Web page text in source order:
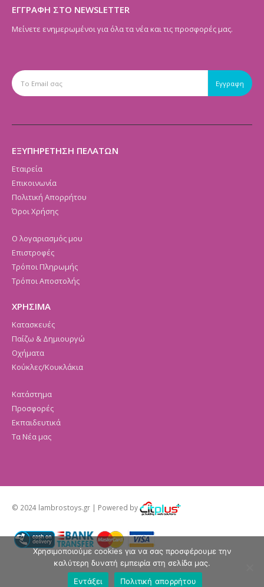
ΕΓΓΡΑΦΗ ΣΤΟ NEWSLETTER
Μείνετε ενημερωμένοι για όλα τα νέα και τις προσφορές μας.
ΕΞΥΠΗΡΕΤΗΣΗ ΠΕΛΑΤΩΝ
Εταιρεία
Επικοινωνία
Πολιτική Απορρήτου
Όροι Χρήσης
Ο λογαριασμός μου
Επιστροφές
Τρόποι Πληρωμής
Τρόποι Αποστολής
ΧΡΗΣΙΜΑ
Κατασκευές
Παίζω & Δημιουργώ
Οχήματα
Κούκλες/Κουκλάκια
Κατάστημα
Προσφορές
Εκπαιδευτικά
Τα Νέα μας
© 2024 lambrostoys.gr | Powered by
Χρησιμοποιούμε cookies για να σας προσφέρουμε την
καλύτερη δυνατή εμπειρία στη σελίδα μας.
Εντάξει
Πολιτική απορρήτου